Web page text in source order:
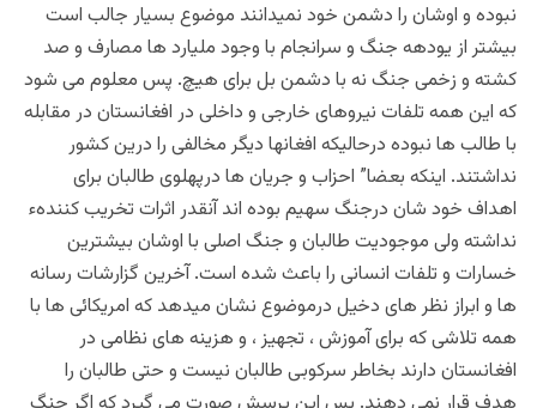
نبوده و اوشان را دشمن خود نمیدانند موضوع بسیار جالب است
بیشتر از یودهه جنگ و سرانجام با وجود ملیارد ها مصارف و صد
کشته و زخمی جنگ نه با دشمن بل برای هیچ. پس معلوم می شود
که این همه تلفات نیروهای خارجی و داخلی در افغانستان در مقابله
با طالب ها نبوده درحالیکه افغانها دیگر مخالفی را درین کشور
نداشتند. اینکه بعضا” احزاب و جریان ها درپهلوی طالبان برای
اهداف خود شان درجنگ سهیم بوده اند آنقدر اثرات تخریب کنندهء
نداشته ولی موجودیت طالبان و جنگ اصلی با اوشان بیشترین
خسارات و تلفات انسانی را باعث شده است. آخرین گزارشات رسانه
ها و ابراز نظر های دخیل درموضوع نشان میدهد که امریکائی ها با
همه تلاشی که برای آموزش ، تجهیز ، و هزینه های نظامی در
افغانستان دارند بخاطر سرکوبی طالبان نیست و حتی طالبان را